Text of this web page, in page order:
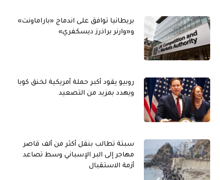
بريطانيا توافق على اندماج «باراماونت»
و«وارنر براذرز ديسكفري»
روبيو يقود أكبر حملة أمريكية لخنق كوبا
ويهدد بمزيد من التصعيد
سبتة تطالب بنقل أكثر من ألف قاصر
مهاجر إلى البر الإسباني وسط تصاعد
أزمة الاستقبال